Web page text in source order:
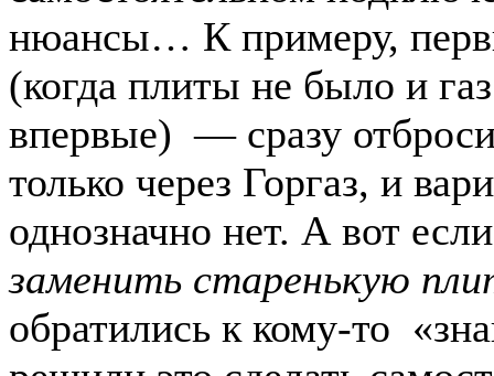
нюансы… К примеру,
(когда плиты не было и
впервые) — сразу
только через Горгаз, и
однозначно нет. А вот
заменить старенькую
обратились к кому-то